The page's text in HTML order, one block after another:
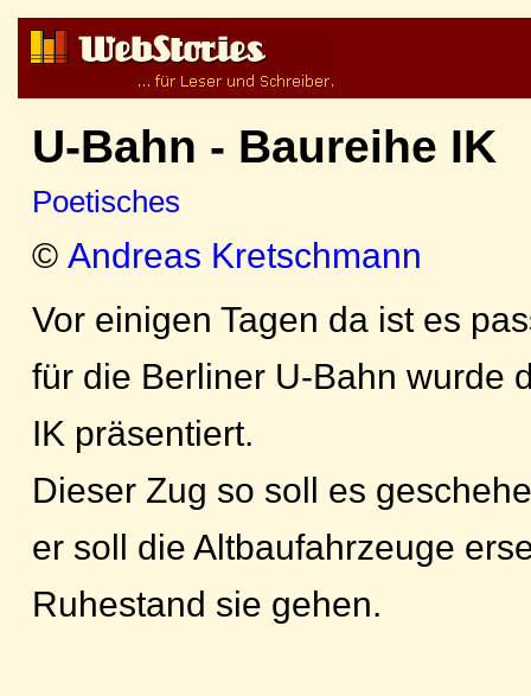
U-Bahn - Baureihe IK
Poetisches
© Andreas Kretschmann
Vor einigen Tagen da ist es
für die Berliner U-Bahn wurde
IK präsentiert.
Dieser Zug so soll es
er soll die Altbaufahrzeuge
Ruhestand sie gehen.